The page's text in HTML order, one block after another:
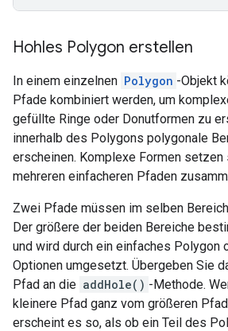
Hohles Polygon erstellen
In einem einzelnen Polygon -Objekt
Pfade kombiniert werden, um
gefüllte Ringe oder Donutformen zu
innerhalb des Polygons polygonale
erscheinen. Komplexe Formen setzen
mehreren einfacheren Pfaden
Zwei Pfade müssen im selben
Der größere der beiden Bereiche
und wird durch ein einfaches Polygon
Optionen umgesetzt. Übergeben Sie
Pfad an die addHole() -Methode.
kleinere Pfad ganz vom größeren
erscheint es so, als ob ein Teil des